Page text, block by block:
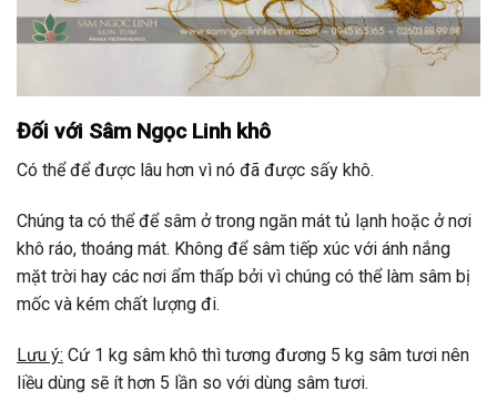
Đối với Sâm Ngọc Linh khô
Có thể để được lâu hơn vì nó đã được sấy khô.
Chúng ta có thể để sâm ở trong ngăn mát tủ lạnh hoặc ở nơi
khô ráo, thoáng mát. Không để sâm tiếp xúc với ánh nắng
mặt trời hay các nơi ẩm thấp bởi vì chúng có thể làm sâm bị
mốc và kém chất lượng đi.
Lưu ý: Cứ 1 kg sâm khô thì tương đương 5 kg sâm tươi nên
liều dùng sẽ ít hơn 5 lần so với dùng sâm tươi.